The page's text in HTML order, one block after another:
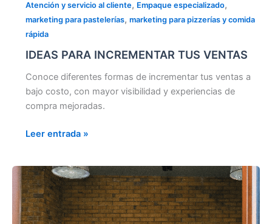
Atención y servicio al cliente, Empaque especializado,
marketing para pastelerías, marketing para pizzerías y comida
rápida
IDEAS PARA INCREMENTAR TUS VENTAS
Conoce diferentes formas de incrementar tus ventas a
bajo costo, con mayor visibilidad y experiencias de
compra mejoradas.
Leer entrada »
INVESTIGACIÓN
DE
MERCADOS
PARA